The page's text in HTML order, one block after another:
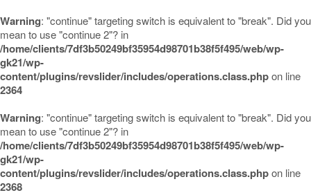
Warning: "continue" targeting switch is equivalent to "break". Did you
mean to use "continue 2"? in
/home/clients/7df3b50249bf35954d98701b38f5f495/web/wp-
gk21/wp-
content/plugins/revslider/includes/operations.class.phpon line
2364
Warning: "continue" targeting switch is equivalent to "break". Did you
mean to use "continue 2"? in
/home/clients/7df3b50249bf35954d98701b38f5f495/web/wp-
gk21/wp-
content/plugins/revslider/includes/operations.class.phpon line
2368